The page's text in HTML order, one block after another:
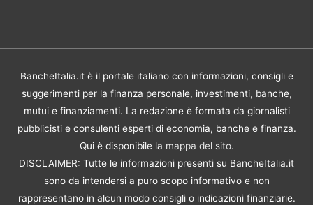
BancheItalia.it è il portale italiano con informazioni, consigli e
suggerimenti per la finanza personale, investimenti, banche,
mutui e finanziamenti. La redazione è formata da giornalisti
pubblicisti e consulenti esperti di economia, banche e finanza.
Qui è disponibile la mappa del sito.
DISCLAIMER: Tutte le informazioni presenti su BancheItalia.it
sono da intendersi a puro scopo informativo e non
rappresentano in alcun modo consigli o indicazioni finanziarie.